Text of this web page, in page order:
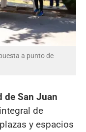
a punto de
de San Juan
de
y espacios